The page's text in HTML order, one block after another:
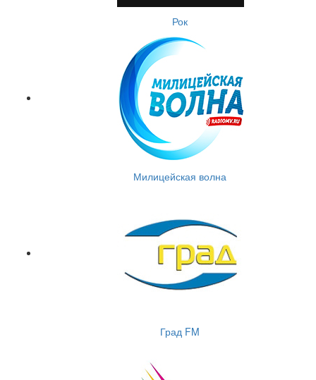
Рок
Милицейская волна
Град FM